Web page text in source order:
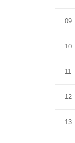
09
10
11
12
13